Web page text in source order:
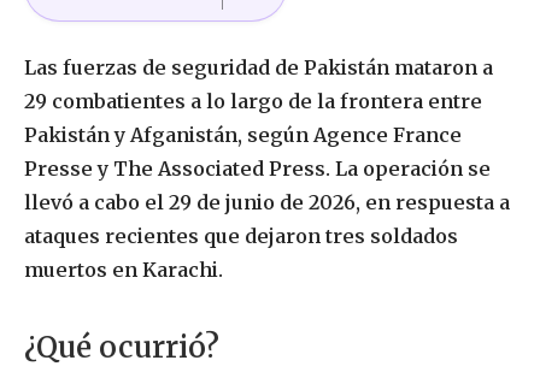
Las fuerzas de seguridad de Pakistán mataron a
29 combatientes a lo largo de la frontera entre
Pakistán y Afganistán, según Agence France
Presse y The Associated Press. La operación se
llevó a cabo el 29 de junio de 2026, en respuesta a
ataques recientes que dejaron tres soldados
muertos en Karachi.
¿Qué ocurrió?